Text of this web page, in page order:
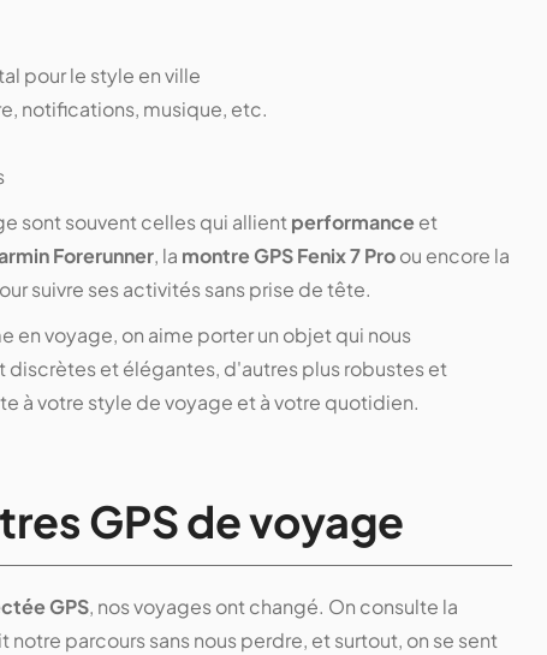
pour le style en ville
notifications, musique, etc.
sont souvent celles qui allient performanceet
Forerunner, la montre GPS Fenix 7 Proou encore la
suivre ses activités sans prise de tête.
en voyage, on aime porter un objet qui nous
et élégantes, d'autres plus robustes et
à votre style de voyage et à votre quotidien.
GPS de voyage
GPS, nos voyages ont changé. On consulte la
parcours sans nous perdre, et surtout, on se sent